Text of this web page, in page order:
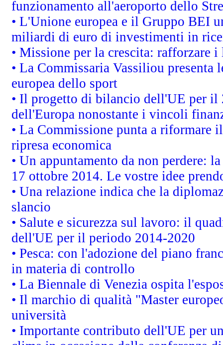
funzionamento all'aeroporto dello
• L'Unione europea e il Gruppo BEI
miliardi di euro di investimenti in
• Missione per la crescita: rafforzare
• La Commissaria Vassiliou
europea dello sport
• Il progetto di bilancio dell'UE per il
dell'Europa nonostante i vincoli
• La Commissione punta a riformare
ripresa economica
• Un appuntamento da non perdere:
17 ottobre 2014. Le vostre idee
• Una relazione indica che la
slancio
• Salute e sicurezza sul lavoro: il
dell'UE per il periodo 2014-2020
• Pesca: con l'adozione del piano
in materia di controllo
• La Biennale di Venezia ospita
• Il marchio di qualità "Master
università
• Importante contributo dell'UE per